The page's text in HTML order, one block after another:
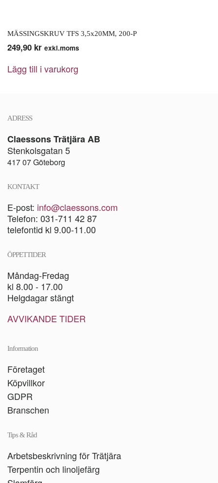
MÄSSINGSKRUV TFS 3,5x20MM, 200-P
249,90 kr exkl.moms
Lägg till i varukorg
ADRESS
Claessons Trätjära AB
Stenkolsgatan 5
417 07 Göteborg
KONTAKT
E-post: info@claessons.com
Telefon: 031-711 42 87
telefontid kl 9.00-11.00
ÖPPETTIDER
Måndag-Fredag
kl 8.00 - 17.00
Helgdagar stängt
AVVIKANDE TIDER
Information
Företaget
Köpvillkor
GDPR
Branschen
Tips & Råd
Arbetsbeskrivning för Trätjära
Terpentin och linoljefärg